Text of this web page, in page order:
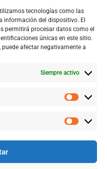
tecnologías como las
información del dispositivo. El
permitirá procesar datos como el
únicas en este sitio.
afectar negativamente a
Siempre activo
- 24 Suba